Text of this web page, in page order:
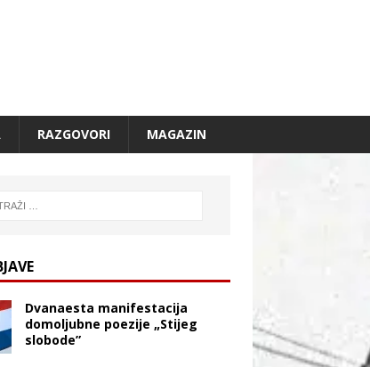
RAZGOVORI MAGAZIN
Dvanaesta manifestacija
domoljubne poezije „Stijeg
slobode”